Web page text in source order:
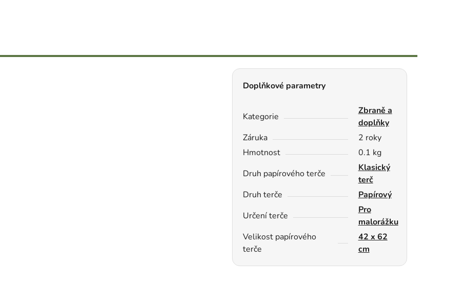
Doplňkové parametry
Kategorie
Zbraně a
doplňky
Záruka
2 roky
Hmotnost
0.1 kg
Druh papírového terče
Klasický
terč
Druh terče
Papírový
Určení terče
Pro
malorážku
Velikost papírového
terče
42 x 62
cm